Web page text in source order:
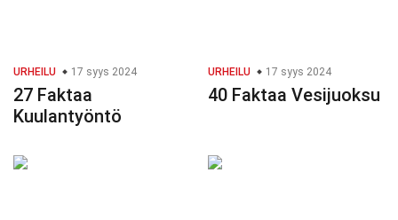
URHEILU 17 syys 2024
27 Faktaa
Kuulantyöntö
URHEILU 17 syys 2024
40 Faktaa Vesijuoksu